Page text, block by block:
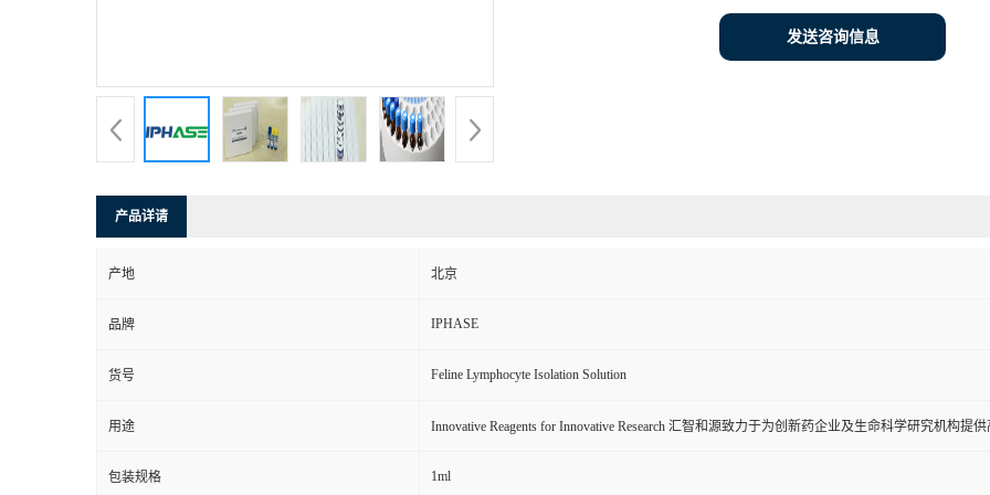
发送咨询信息
产品详请
产地 北京
品牌 IPHASE
货号 Feline Lymphocyte Isolation Solution
用途 Innovative Reagents for Innovative Research 汇智和源致力于为创新药企业及生命科学研究机构提
包装规格 1ml